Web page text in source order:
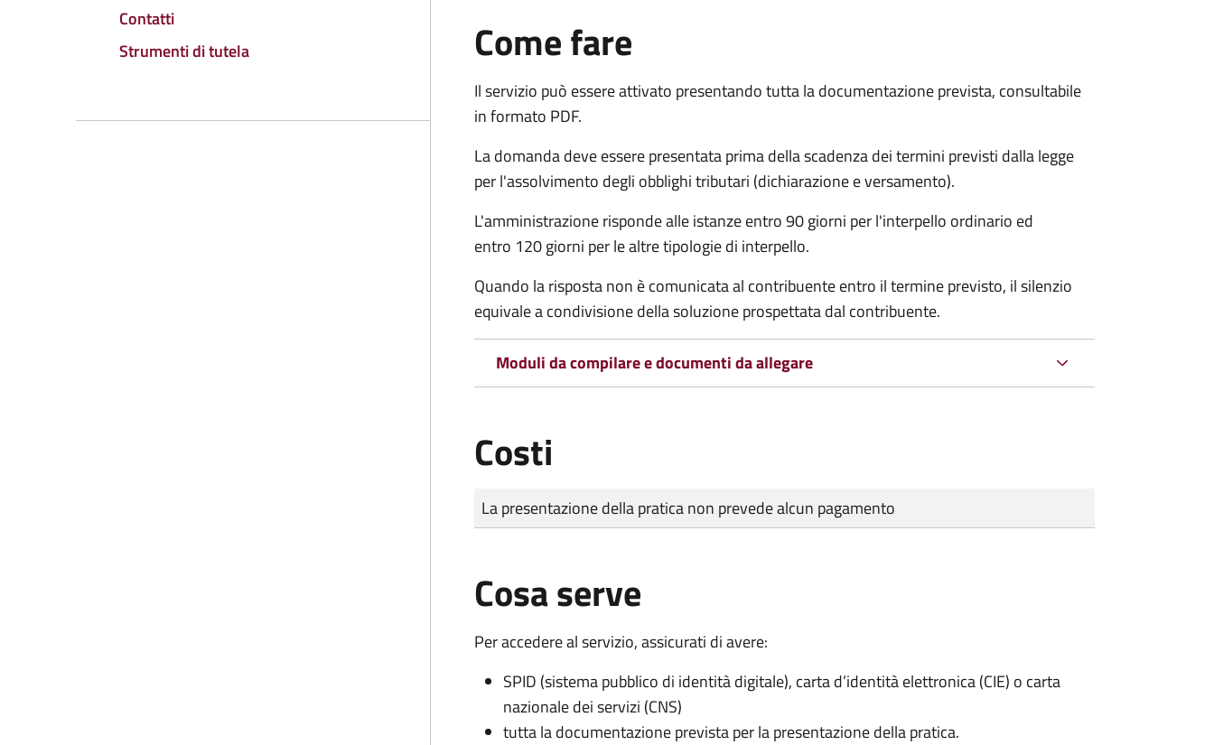
Contatti
Strumenti di tutela
Come fare
Il servizio può essere attivato presentando tutta la documentazione prevista, consultabile
in formato PDF.
La domanda deve essere presentata prima della scadenza dei termini previsti dalla legge
per l'assolvimento degli obblighi tributari (dichiarazione e versamento).
L'amministrazione risponde alle istanze entro 90 giorni per l'interpello ordinario ed
entro 120 giorni per le altre tipologie di interpello.
Quando la risposta non è comunicata al contribuente entro il termine previsto, il silenzio
equivale a condivisione della soluzione prospettata dal contribuente.
Moduli da compilare e documenti da allegare
Costi
Tipo di pagamento
Importo
La presentazione della pratica non prevede alcun pagamento
Cosa serve
Per accedere al servizio, assicurati di avere:
SPID (sistema pubblico di identità digitale), carta d’identità elettronica (CIE) o carta
nazionale dei servizi (CNS)
tutta la documentazione prevista per la presentazione della pratica.